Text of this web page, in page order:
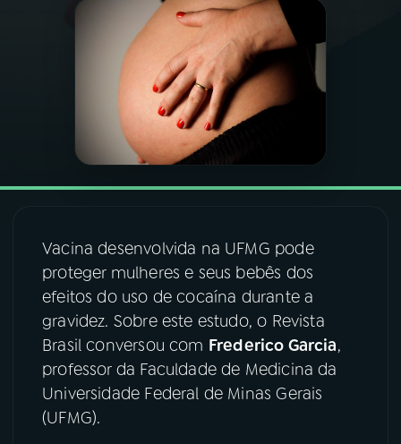
PROGRAMAS
VIDEOCASTS
08 FESTIVAL DE MÚSICA
ACOMPANHE A RÁDIO NACIONAL
YouTube Facebook
Instagram
Vacina desenvolvida na UFMG pode
proteger mulheres e seus bebês dos
efeitos do uso de cocaína durante a
gravidez. Sobre este estudo, o Revista
Brasil conversou com Frederico Garcia,
professor da Faculdade de Medicina da
Universidade Federal de Minas Gerais
(UFMG).